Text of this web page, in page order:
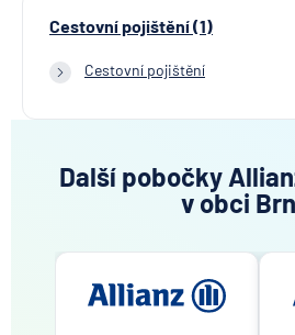
Cestovní pojištění (1)
Cestovní pojištění
Další pobočky
v obci